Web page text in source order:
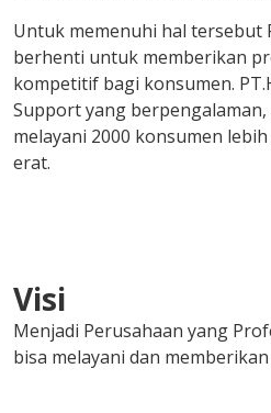
Untuk memenuhi hal tersebut
berhenti untuk memberikan
kompetitif bagi konsumen.
Support yang
melayani 2000 konsumen
erat.
Visi
Menjadi Perusahaan yang
bisa melayani dan